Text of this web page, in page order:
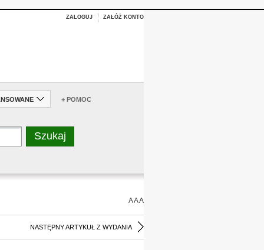
ZALOGUJ ZAŁÓŻ KONTO
+ POMOC
AAA
NASTĘPNY ARTYKUŁ Z WYDANIA